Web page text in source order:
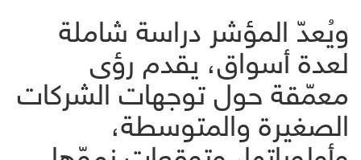
ويُعدّ المؤشر دراسة شاملة
لعدة أسواق، يقدم رؤى
معمّقة حول توجهات الشركات
الصغيرة والمتوسطة،